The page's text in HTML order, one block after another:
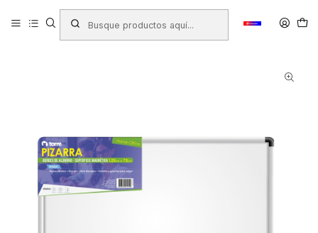
Productos LIBRERIA Pizarras Pizarras Acrilicas
PIZARRA ACRILICA MAGNETICA TORRE 75 x 120 Cms.